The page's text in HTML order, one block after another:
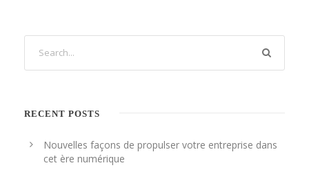
RECENT POSTS
Nouvelles façons de propulser votre entreprise dans
cet ère numérique